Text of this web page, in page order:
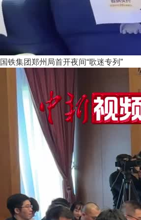
国铁集团郑州局首开夜间“歌迷专列”